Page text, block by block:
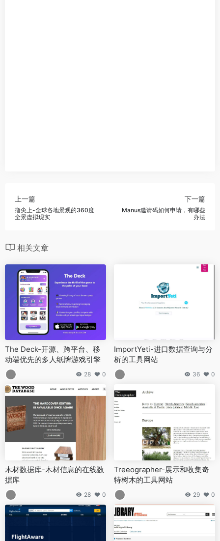
上一篇
指尖上-全球各地景观的360度
全景虚拟现实
下一篇
Manus邀请码如何申请，有哪些
办法
相关文章
The Deck-开源、跨平台、移
动端优先的多人纸牌游戏引擎
28 0
ImportYeti-进口数据查询与分
析的工具网站
36 0
木材数据库-木材信息的在线数
据库
28 0
Treeographer-展示和收集奇
特树木的工具网站
29 0